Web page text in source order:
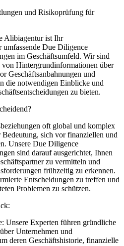
und Risikoprüfung für
Alibiagentur ist Ihr
umfassende Due Diligence
im Geschäftsumfeld. Wir sind
Hintergrundinformationen über
Geschäftsanbahnungen und
die notwendigen Einblicke und
zu bieten.
oft global und komplex
Bedeutung, sich vor finanziellen und
Unsere Due Diligence
sind darauf ausgerichtet, Ihnen
zu vermitteln und
frühzeitig zu erkennen.
Entscheidungen zu treffen und
Problemen zu schützen.
Unsere Experten führen gründliche
Unternehmen und
deren Geschäftshistorie, finanzielle